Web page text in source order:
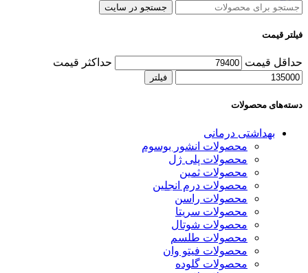
جستجو در سایت
فیلتر قیمت
حداقل قیمت حداکثر قیمت
فیلتر
دسته‌های محصولات
بهداشتی درمانی
محصولات انشور بوسوم
محصولات پلی ژل
محصولات ثمین
محصولات درم انجلین
محصولات راسن
محصولات سریتا
محصولات شوتال
محصولات طلسم
محصولات فیتو وان
محصولات گلوده